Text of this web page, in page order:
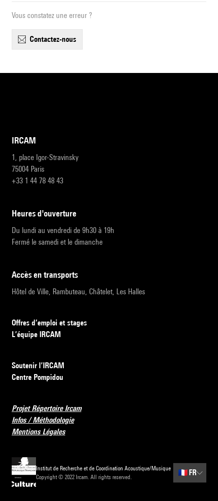
Vous constatez une erreur ?
contactez-nous
IRCAM
1, place Igor-Stravinsky
75004 Paris
+33 1 44 78 48 43
heures d'ouverture
Du lundi au vendredi de 9h30 à 19h
Fermé le samedi et le dimanche
accès en transports
Hôtel de Ville, Rambuteau, Châtelet, Les Halles
Offres d’emploi et stages
L’équipe IRCAM
Soutenir l’IRCAM
Centre Pompidou
Projet Répertoire Ircam
Infos / Méthodologie
Mentions Légales
Institut de Recherche et de Coordination Acoustique/Musique
Copyright © 2022 Ircam. All rights reserved.
🇫🇷 FR